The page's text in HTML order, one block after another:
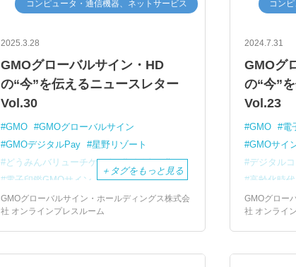
コンピュータ・通信機器、ネットサービス
2025.3.28
GMOグローバルサイン・HD
の“今”を伝えるニュースレター
Vol.30
GMO
GMOグローバルサイン
GMOデジタルPay
星野リゾート
どうみんバリューチケット
デジタル化
電子印鑑GMOサイン
マイナンバー実印
マイナンバーカード
電子署名
SDGs
ペーパーレス
CO2削減
＋ タグをもっと見る
GMOグローバルサイン・ホールディングス株式会
社 オンラインプレスルーム
コン
2024.7.31
GMOグ
の“今”
Vol.23
GMO 電
GMOサイ
デジタル
高齢化時代
hakaru.ai
電子証明書
GMOグロー
社 オンライ